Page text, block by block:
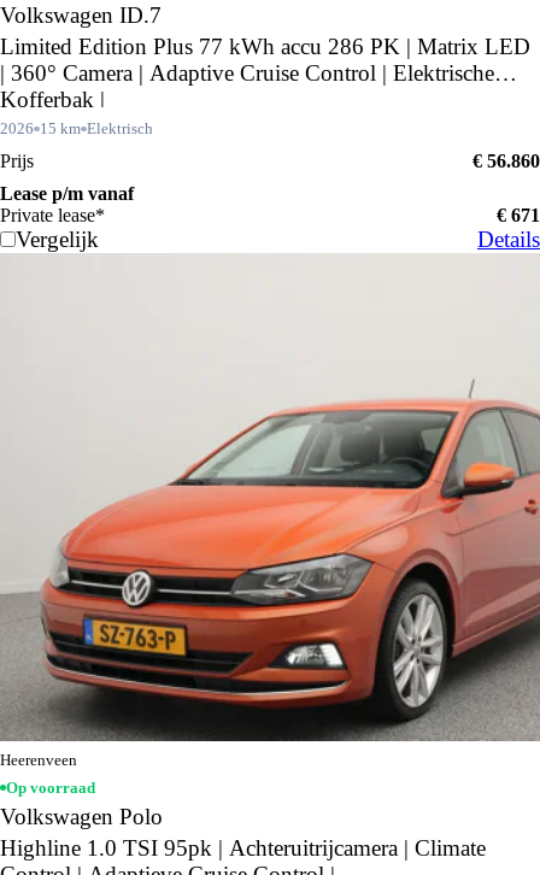
Volkswagen ID.7
Limited Edition Plus 77 kWh accu 286 PK | Matrix LED
| 360° Camera | Adaptive Cruise Control | Elektrische
Kofferbak |
2026 15 km Elektrisch
Prijs
€ 56.860
Lease p/m vanaf
Private lease*
€ 671
Vergelijk Details
Heerenveen
Op voorraad
Volkswagen Polo
Highline 1.0 TSI 95pk | Achteruitrijcamera | Climate